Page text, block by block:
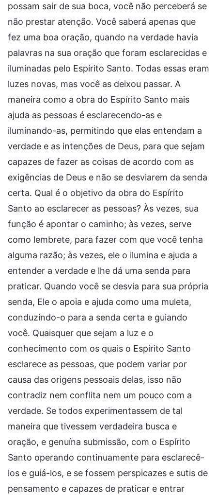
possam sair de sua boca, você não perceberá se
não prestar atenção. Você saberá apenas que
fez uma boa oração, quando na verdade havia
palavras na sua oração que foram esclarecidas e
iluminadas pelo Espírito Santo. Todas essas eram
luzes novas, mas você as deixou passar. A
maneira como a obra do Espírito Santo mais
ajuda as pessoas é esclarecendo-as e
iluminando-as, permitindo que elas entendam a
verdade e as intenções de Deus, para que sejam
capazes de fazer as coisas de acordo com as
exigências de Deus e não se desviarem da senda
certa. Qual é o objetivo da obra do Espírito
Santo ao esclarecer as pessoas? Às vezes, sua
função é apontar o caminho; às vezes, serve
como lembrete, para fazer com que você tenha
alguma razão; às vezes, ele o ilumina e ajuda a
entender a verdade e lhe dá uma senda para
praticar. Quando você se desvia para sua própria
senda, Ele o apoia e ajuda como uma muleta,
conduzindo-o para a senda certa e guiando
você. Quaisquer que sejam a luz e o
conhecimento com os quais o Espírito Santo
esclarece as pessoas, que podem variar por
causa das origens pessoais delas, isso não
contradiz nem conflita nem um pouco com a
verdade. Se todos experimentassem de tal
maneira que tivessem verdadeira busca e
oração, e genuína submissão, com o Espírito
Santo operando continuamente para esclarecê-
los e guiá-los, e se fossem perspicazes e sutis de
pensamento e capazes de praticar e entrar